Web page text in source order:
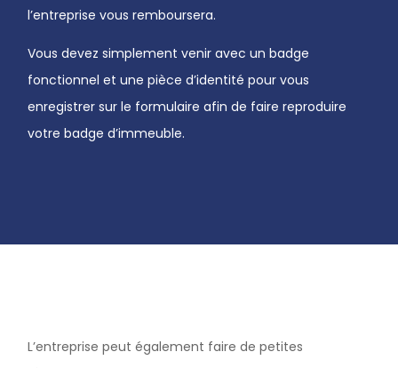
l’entreprise vous remboursera.
Vous devez simplement venir avec un badge
fonctionnel et une pièce d’identité pour vous
enregistrer sur le formulaire afin de faire reproduire
votre badge d’immeuble.
L’entreprise peut également faire de petites